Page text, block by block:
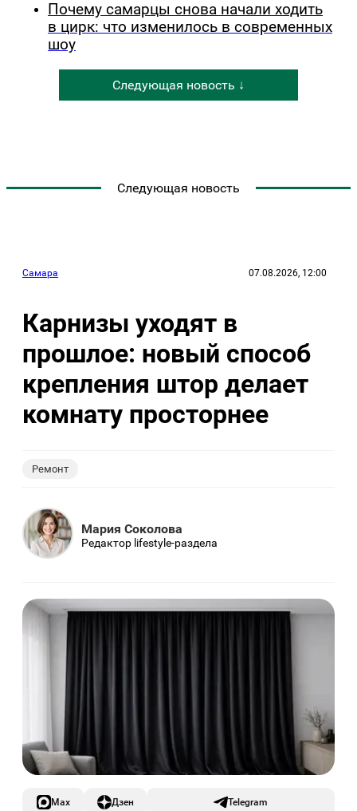
Почему самарцы снова начали ходить
в цирк: что изменилось в современных
шоу
Следующая новость ↓
Следующая новость
Самара 07.08.2026, 12:00
Карнизы уходят в
прошлое: новый способ
крепления штор делает
комнату просторнее
Ремонт
Мария Соколова
Редактор lifestyle-раздела
Max Дзен Telegram